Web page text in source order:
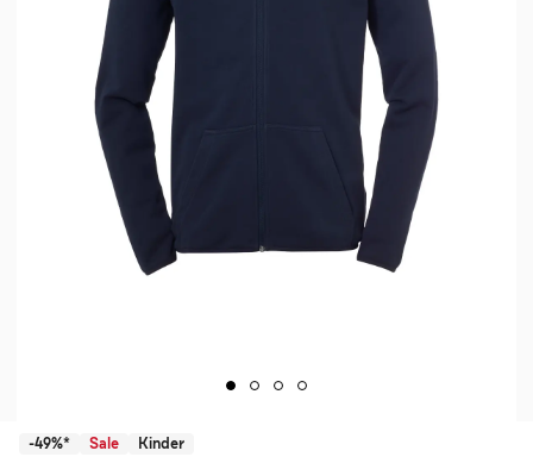
-49%* Sale Kinder